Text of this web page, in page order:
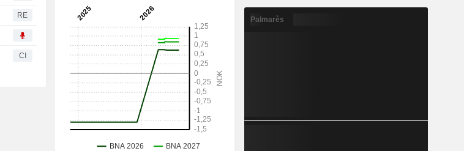
RE
CI
Palmarès